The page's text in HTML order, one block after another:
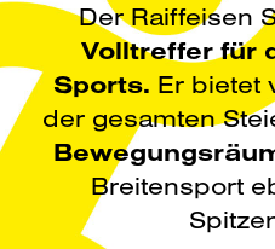
Der Raiffeisen
Volltreffer für
Sports. Er bietet
der gesamten
Breitensport